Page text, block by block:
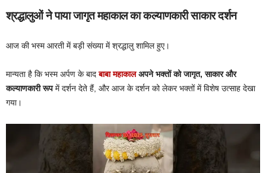
श्रद्धालुओं ने पाया जागृत महाकाल का कल्याणकारी साकार दर्शन
आज की भस्म आरती में बड़ी संख्या में श्रद्धालु शामिल हुए।
मान्यता है कि भस्म अर्पण के बादबाबा महाकालअपने भक्तों को जागृत, साकार और
कल्याणकारी रूपमें दर्शन देते हैं, और आज के दर्शन को लेकर भक्तों में विशेष उत्साह देखा
गया।